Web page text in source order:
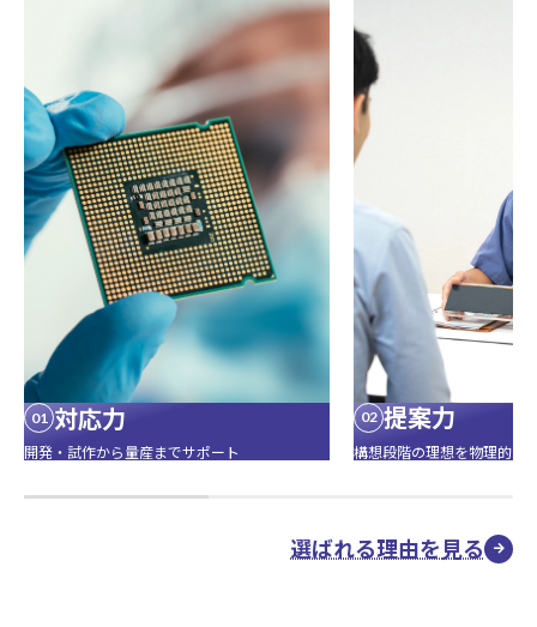
01 対応力
開発・試作から量産までサポート
02 提案力
構想段階の理想を物理的な
選ばれる理由を見る